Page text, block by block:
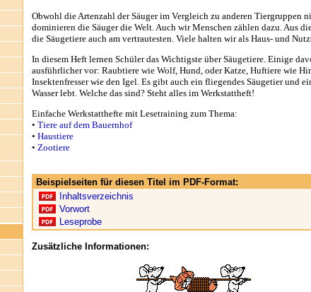
Obwohl die Artenzahl der Säuger im Vergleich zu anderen Tiergruppen
dominieren die Säuger die Welt. Auch wir Menschen zählen dazu. Aus
die Säugetiere auch am vertrautesten. Viele halten wir als Haus- und
In diesem Heft lernen Schüler das Wichtigste über Säugetiere. Einige
ausführlicher vor: Raubtiere wie Wolf, Hund, oder Katze, Huftiere wie
Insektenfresser wie den Igel. Es gibt auch ein fliegendes Säugetier und
Wasser lebt. Welche das sind? Steht alles im Werkstattheft!
Einfache Werkstatthefte mit Lesetraining zum Thema:
• Tiere auf dem Bauernhof
• Haustiere
• Zootiere
Beispielseiten für diesen Titel im PDF-Format:
Inhaltsverzeichnis
Vorwort
Leseprobe
Zusätzliche Informationen: